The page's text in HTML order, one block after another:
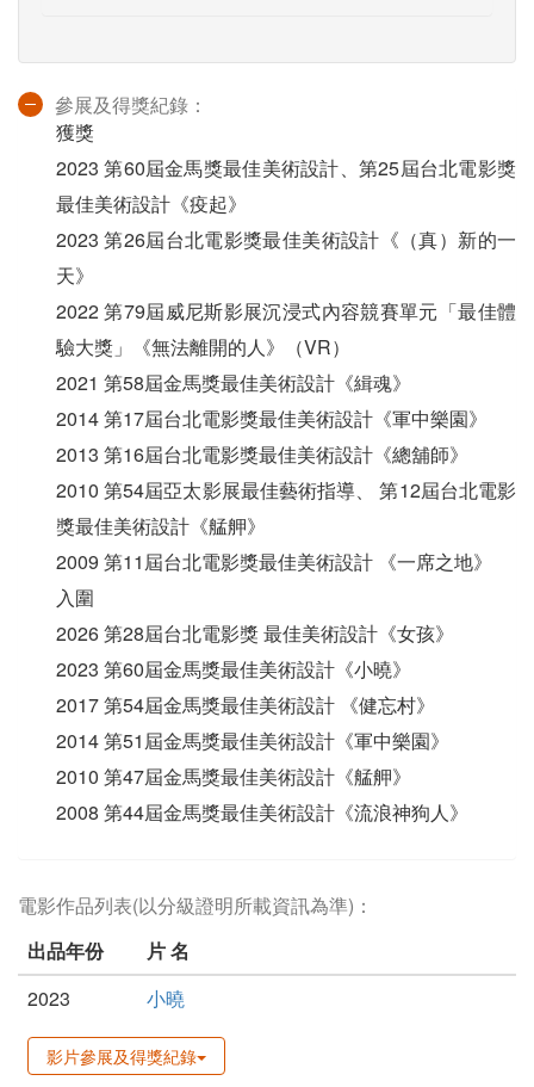
參展及得獎紀錄：
獲獎
2023 第60屆⾦⾺獎最佳美術設計、第25屆台北電影獎
最佳美術設計《疫起》
2023 第26屆台北電影獎最佳美術設計《（真）新的⼀
天》
2022 第79屆威尼斯影展沉浸式內容競賽單元「最佳體
驗⼤獎」《無法離開的⼈》（VR）
2021 第58屆⾦⾺獎最佳美術設計《緝魂》
2014 第17屆台北電影獎最佳美術設計《軍中樂園》
2013 第16屆台北電影獎最佳美術設計《總舖師》
2010 第54屆亞太影展最佳藝術指導、 第12屆台北電影
獎最佳美術設計《艋舺》
2009 第11屆台北電影獎最佳美術設計 《⼀席之地》
入圍
2026 第28屆台北電影獎 最佳美術設計《女孩》
2023 第60屆⾦⾺獎最佳美術設計《⼩曉》
2017 第54屆⾦⾺獎最佳美術設計 《健忘村》
2014 第51屆⾦⾺獎最佳美術設計《軍中樂園》
2010 第47屆⾦⾺獎最佳美術設計《艋舺》
2008 第44屆⾦⾺獎最佳美術設計《流浪神狗⼈》
電影作品列表(以分級證明所載資訊為準)：
出品年份
片 名
2023
小曉
影片參展及得獎紀錄